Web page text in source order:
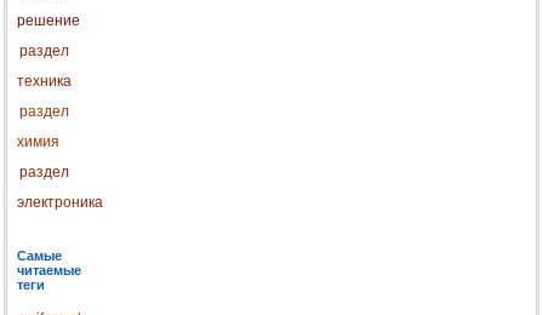
решение
раздел
техника
раздел
химия
раздел
электроника
Самые
читаемые
теги